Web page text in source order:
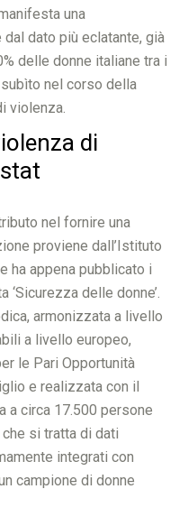
una
dato più eclatante, già
delle donne italiane tra i
nel corso della
violenza.
di
nel fornire una
proviene dall’Istituto
ha appena pubblicato i
‘Sicurezza delle donne’.
armonizzata a livello
a livello europeo,
le Pari Opportunità
e realizzata con il
a circa 17.500 persone
si tratta di dati
integrati con
campione di donne